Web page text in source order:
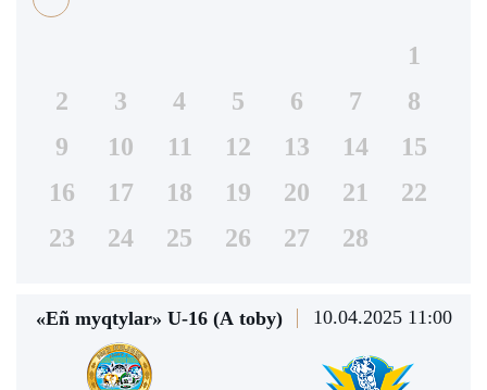
1
2
3 4 5 6 7
8
9
10 11 12 13 14
15
16
17 18 19 20 21
22
23
24 25 26 27 28
«Eñ myqtylar» U-16 (А toby) 10.04.2025 11:00